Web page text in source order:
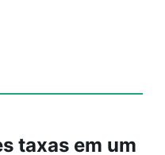
taxas em um